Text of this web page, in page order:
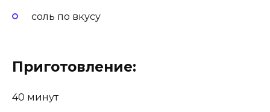
соль по вкусу
Приготовление:
40 минут